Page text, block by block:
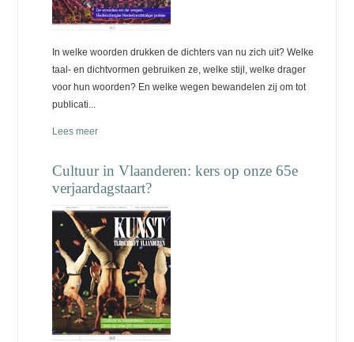
In welke woorden drukken de dichters van nu zich uit? Welke
taal- en dichtvormen gebruiken ze, welke stijl, welke drager
voor hun woorden? En welke wegen bewandelen zij om tot
publicati...
Lees meer
Cultuur in Vlaanderen: kers op onze 65e
verjaardagstaart?